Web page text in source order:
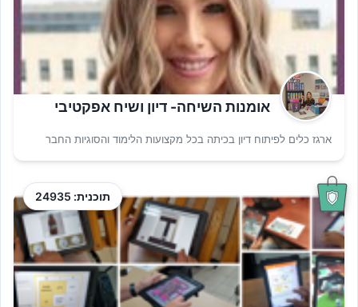
אומנות השיחה- דיון ושיח אפקטיבי
ארגז כלים לפיתוח דיון בכיתה בכל מקצועות הלימוד והסוגיות החבר
תוכנית: 24935